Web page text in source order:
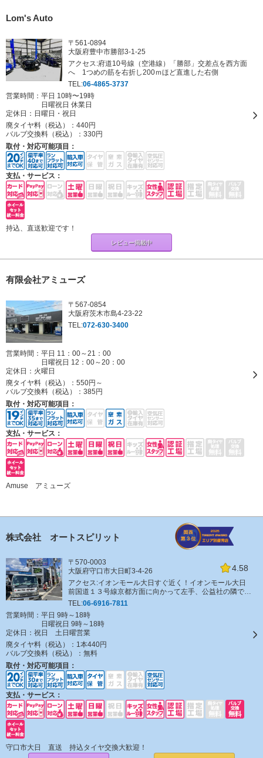
Lom's Auto
〒561-0894
大阪府豊中市勝部3-1-25
アクセス:府道10号線（空港線）「勝部」交差点を西方面
へ 1つめの筋を右折し200ｍほど直進した右側
TEL:06-4865-3737
営業時間：平日 10時〜19時
日曜祝日 休業日
定休日： 日曜日・祝日
廃タイヤ料（税込）： 440円
バルブ交換料（税込）： 330円
取付・対応可能項目：
支払・サービス：
持込、直送歓迎です！
レビュー掲載中
有限会社アミューズ
〒567-0854
大阪府茨木市島4-23-22
TEL:072-630-3400
営業時間：平日 11：00～21：00
日曜祝日 12：00～20：00
定休日： 火曜日
廃タイヤ料（税込）： 550円～
バルブ交換料（税込）： 385円
取付・対応可能項目：
支払・サービス：
Amuse アミューズ
株式会社 オートスピリット
4.58
〒570-0003
大阪府守口市大日町3-4-26
アクセス:イオンモール大日すぐ近く！イオンモール大日
前国道１３号線京都方面に向かって左手、公益社の隣で
す。
TEL:06-6916-7811
営業時間：平日 9時～18時
日曜祝日 9時～18時
定休日： 祝日 土日曜営業
廃タイヤ料（税込）： 1本440円
バルブ交換料（税込）： 無料
取付・対応可能項目：
支払・サービス：
守口市大日 直送 持込タイヤ交換大歓迎！